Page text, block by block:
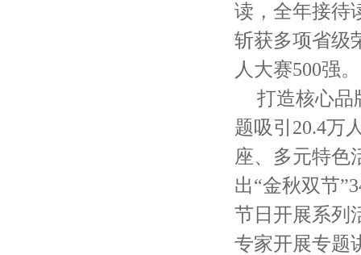
读，全年接待
斩获多项省级
人大赛500强。
打造核心品
题吸引20.4万
座、多元特色
出“金秋双节
节日开展系列
专家开展专题